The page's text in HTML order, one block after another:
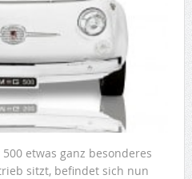
etwas ganz besonderes
sitzt, befindet sich nun